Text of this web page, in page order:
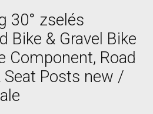
30° zselés
Bike & Gravel Bike
Component, Road
Seat Posts new /